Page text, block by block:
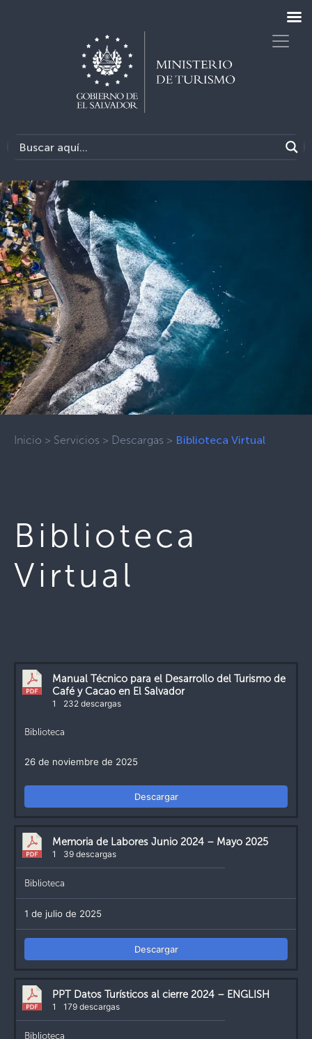
Inicio > Servicios > Descargas > Biblioteca Virtual
Biblioteca
Virtual
Manual Técnico para el Desarrollo del Turismo de
Café y Cacao en El Salvador
1 232 descargas
Biblioteca
26 de noviembre de 2025
Descargar
Memoria de Labores Junio 2024 – Mayo 2025
1 39 descargas
Biblioteca
1 de julio de 2025
Descargar
PPT Datos Turísticos al cierre 2024 – ENGLISH
1 179 descargas
Biblioteca